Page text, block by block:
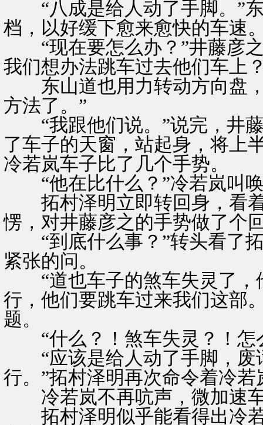
“八成是给人动了手脚。”东
档，以好缓下愈来愈快的车速
“现在要怎么办？”井藤彦之
我们想办法跳车过去他们车上
东山道也用力转动方向盘，
方法了。”
“我跟他们说。”说完，井藤
了车子的天窗，站起身，将上
冷若岚车子比了几个手势。
“他在比什么？”冷若岚叫
拓村泽明立即转回身，看着
愣，对井藤彦之的手势做了个
“到底什么事？”转头看了拓
紧张的问。
“道也车子的煞车失灵了，
行，他们要跳车过来我们这部
题。
“什么？！煞车失灵？！怎
“应该是给人动了手脚，废
行。”拓村泽明再次命令着冷若
冷若岚不再吭声，微加速车
拓村泽明似乎能看得出冷若